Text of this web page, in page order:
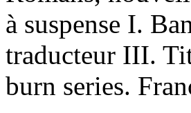
à suspense I.
traducteur III.
burn series.